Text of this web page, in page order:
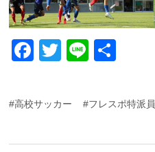
F
c
e
b
T
er
Li
e
共
#高校サッカー #フレスポ特派員